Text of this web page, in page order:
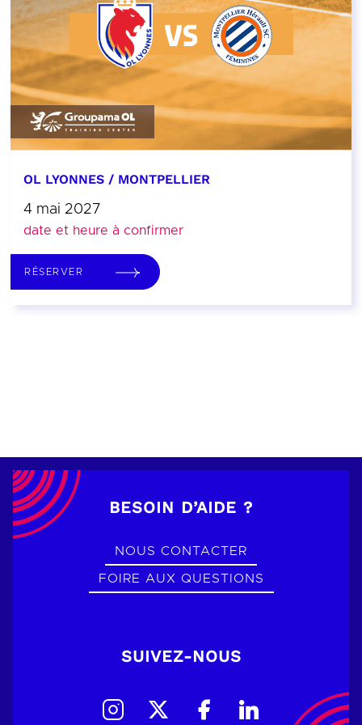
OL LYONNES / MONTPELLIER
4 mai 2027
date et heure à confirmer
RÉSERVER
BESOIN D’AIDE ?
NOUS CONTACTER
FOIRE AUX QUESTIONS
SUIVEZ-NOUS